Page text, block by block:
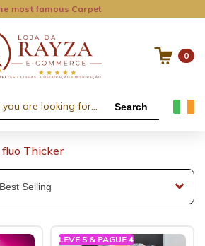
most famous Carpet
0
Search
Thicker
LEVE 5 & PAGUE 4